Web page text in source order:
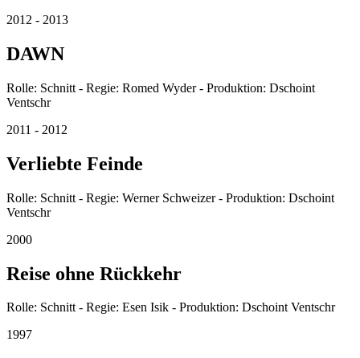
2012 - 2013
DAWN
Rolle: Schnitt - Regie: Romed Wyder - Produktion: Dschoint
Ventschr
2011 - 2012
Verliebte Feinde
Rolle: Schnitt - Regie: Werner Schweizer - Produktion: Dschoint
Ventschr
2000
Reise ohne Rückkehr
Rolle: Schnitt - Regie: Esen Isik - Produktion: Dschoint Ventschr
1997